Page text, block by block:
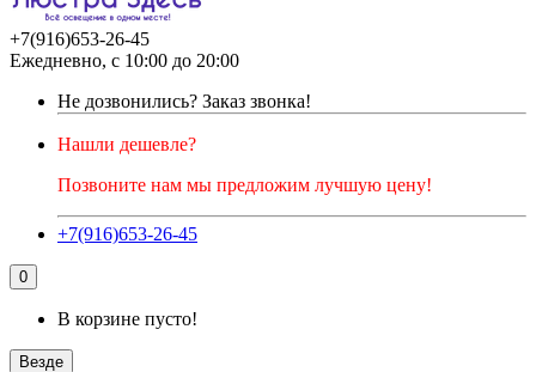
+7(916)653-26-45
Ежедневно, с 10:00 до 20:00
Не дозвонились? Заказ звонка!
Нашли дешевле?
Позвоните нам мы предложим лучшую цену!
+7(916)653-26-45
0
В корзине пусто!
Везде